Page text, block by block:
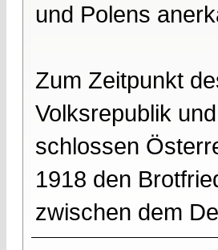
und Polens
Zum Zeitpunkt
Volksrepublik
schlossen
1918 den
zwischen dem